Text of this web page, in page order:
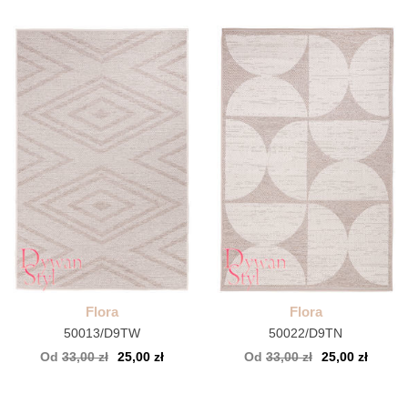
Flora
50013/D9TW
Od 33,00 zł 25,00 zł
Flora
50022/D9TN
Od 33,00 zł 25,00 zł